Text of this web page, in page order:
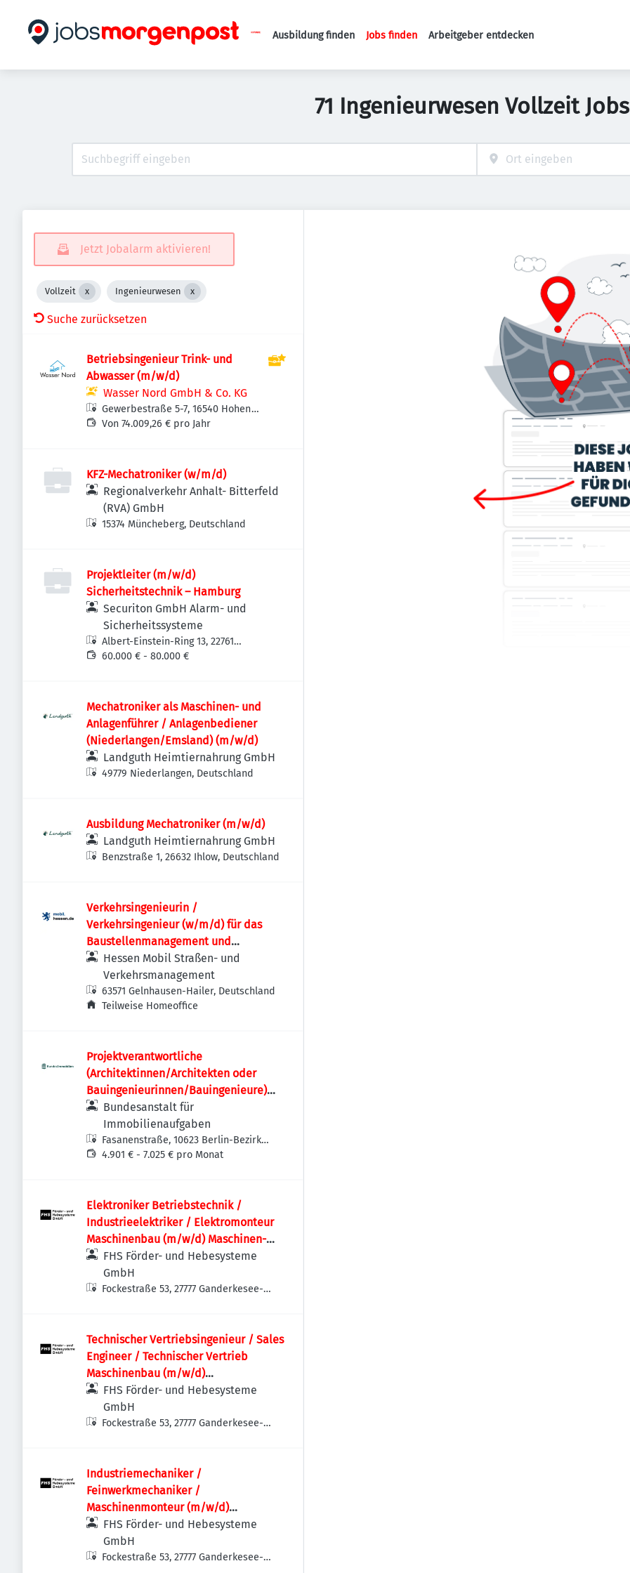
Haupt-Navigation
Ausbildung finden Jobs finden Arbeitgeber entdecken
71 Ingenieurwesen Vollzeit Jobs
Jetzt Jobalarm aktivieren!
Vollzeit Ingenieurwesen
Suche zurücksetzen
Betriebsingenieur Trink- und
Abwasser (m/w/d)
Wasser Nord GmbH & Co. KG
Gewerbestraße 5-7, 16540 Hohen
Neuendorf, Deutschland
Von 74.009,26 € pro Jahr
KFZ-Mechatroniker (w/m/d)
Regionalverkehr Anhalt- Bitterfeld
(RVA) GmbH
15374 Müncheberg, Deutschland
Projektleiter (m/w/d)
Sicherheitstechnik – Hamburg
Securiton GmbH Alarm- und
Sicherheitssysteme
Albert-Einstein-Ring 13, 22761
Hamburg, Deutschland
60.000 € - 80.000 €
Mechatroniker als Maschinen- und
Anlagenführer / Anlagenbediener
(Niederlangen/Emsland) (m/w/d)
Landguth Heimtiernahrung GmbH
49779 Niederlangen, Deutschland
Ausbildung Mechatroniker (m/w/d)
Landguth Heimtiernahrung GmbH
Benzstraße 1, 26632 Ihlow, Deutschland
Verkehrsingenieurin /
Verkehrsingenieur (w/m/d) für das
Baustellenmanagement und
Infrastrukturprojekte
Hessen Mobil Straßen- und
Verkehrsmanagement
63571 Gelnhausen-Hailer, Deutschland
Teilweise Homeoffice
Projektverantwortliche
(Architektinnen/Architekten oder
Bauingenieurinnen/Bauingenieure)
(w/m/d)
Bundesanstalt für
Immobilienaufgaben
Fasanenstraße, 10623 Berlin-Bezirk
Charlottenburg-Wilmersdorf,
4.901 € - 7.025 € pro Monat
Elektroniker Betriebstechnik /
Industrieelektriker / Elektromonteur
Maschinenbau (m/w/d) Maschinen-
und Anlagenbau | Schaltschrankbau |
Sondermaschinen
FHS Förder- und Hebesysteme
GmbH
Fockestraße 53, 27777 Ganderkesee-
Technischer Vertriebsingenieur / Sales
Engineer / Technischer Vertrieb
Maschinenbau (m/w/d)
Sondermaschinenbau | Anlagenbau |
Projektvertrieb | International
FHS Förder- und Hebesysteme
GmbH
Fockestraße 53, 27777 Ganderkesee-
Industriemechaniker /
Feinwerkmechaniker /
Maschinenmonteur (m/w/d)
Maschinenbau | Anlagenbau |
Sondermaschinenbau | Service &
Montage
FHS Förder- und Hebesysteme
GmbH
Fockestraße 53, 27777 Ganderkesee-